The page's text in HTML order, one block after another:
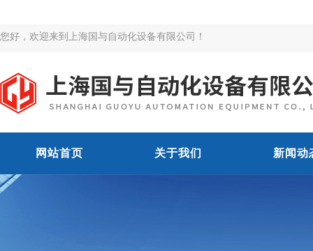
您好，欢迎来到上海国与自动化设备有限公司！
网站首页 关于我们 新闻动